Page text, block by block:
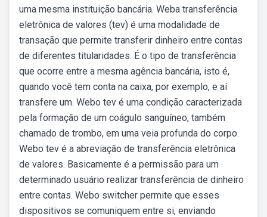
uma mesma instituição bancária. Weba transferência
eletrônica de valores (tev) é uma modalidade de
transação que permite transferir dinheiro entre contas
de diferentes titularidades. É o tipo de transferência
que ocorre entre a mesma agência bancária, isto é,
quando você tem conta na caixa, por exemplo, e aí
transfere um. Webo tev é uma condição caracterizada
pela formação de um coágulo sanguíneo, também
chamado de trombo, em uma veia profunda do corpo.
Webo tev é a abreviação de transferência eletrônica
de valores. Basicamente é a permissão para um
determinado usuário realizar transferência de dinheiro
entre contas. Webo switcher permite que esses
dispositivos se comuniquem entre si, enviando